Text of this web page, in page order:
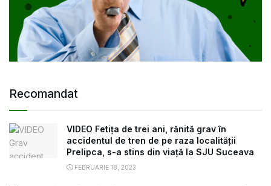
Recomandat
VIDEO Fetița de trei ani, rănită grav în
accidentul de tren de pe raza localității
Prelipca, s-a stins din viață la SJU Suceava
FEBRUARIE 18, 2023